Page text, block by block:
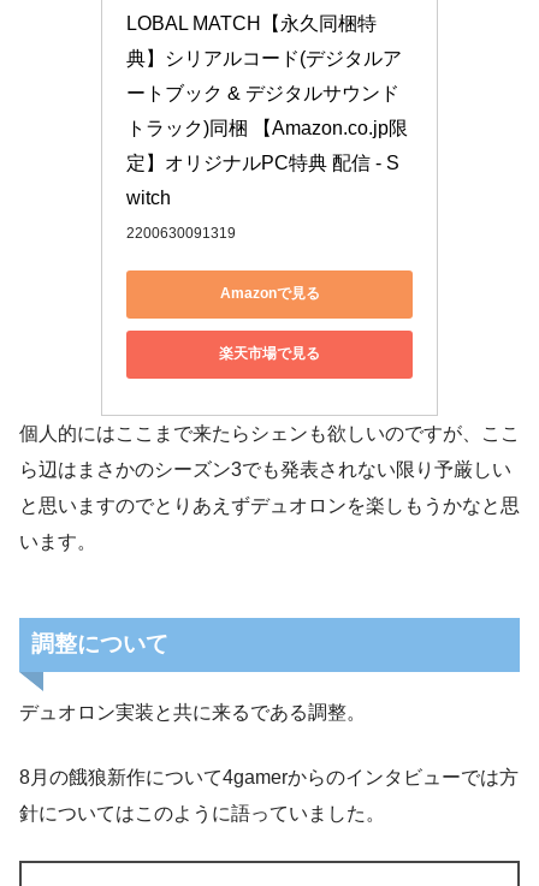
LOBAL MATCH【永久同梱特
典】シリアルコード(デジタルア
ートブック & デジタルサウンド
トラック)同梱 【Amazon.co.jp限
定】オリジナルPC特典 配信 - S
witch
2200630091319
Amazonで見る
楽天市場で見る
個人的にはここまで来たらシェンも欲しいのですが、ここ
ら辺はまさかのシーズン3でも発表されない限り予厳しい
と思いますのでとりあえずデュオロンを楽しもうかなと思
います。
調整について
デュオロン実装と共に来るである調整。
8月の餓狼新作について4gamerからのインタビューでは方
針についてはこのように語っていました。